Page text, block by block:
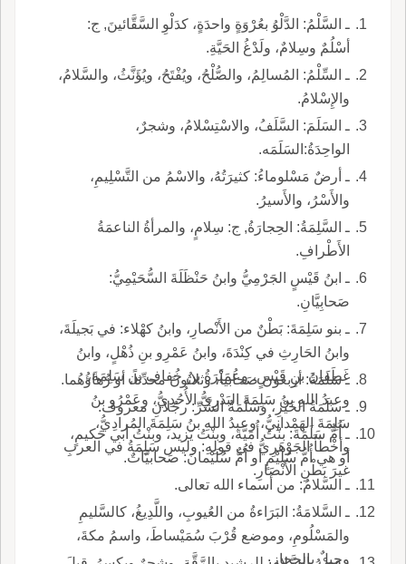
ـ السَّلْمُ: الدَّلْوُ بعُرْوَةٍ واحدَةٍ، كدَلْوِ السَّقَّائينَ, ج:
أسْلُمٌ وسِلامٌ، ولَدْغُ الحَيَّةِ.
ـ السِّلْمُ: المُسالِمُ، والصُّلْحُ، ويُفْتَحُ، ويُؤَنَّثُ، والسَّلامُ،
والإِسْلامُ.
ـ السَلَمَ: السَّلَفُ، والاسْتِسْلامُ، وشجرٌ،
الواحِدَةُ:السَلَمَه.
ـ أرضٌ مَسْلوماءُ: كثيرَتُهُ، والاسْمُ من التَّسْلِيمِ،
والأَسْرُ، والأَسيرُ.
ـ السَّلِمَةُ: الحِجارَةُ, ج: سِلامٍ، والمرأةُ الناعمَةُ
الأَطْرافِ.
ـ ابنُ قَيْسٍ الجَرْمِيُّ وابنُ حَنْظَلَةَ السُّحَيْمِيُّ:
صَحابِيَّانِ.
ـ بنو سَلِمَةَ: بَطْنٌ من الأَنْصارِ، وابنُ كهْلاء: في بَجيلَةَ،
وابنُ الحَارِثِ في كِنْدَةَ، وابنُ عَمْرِو بنِ ذُهْلٍ، وابنُ
غَطَفانَ بنِ قَيْسٍ، وعُمَيْرَةُ بنُ خُفافِ بن سَلِمَةَ،
وعبدُ اللهِ بنُ سَلِمَةَ البَدْرِيُّ الأُحُدِيُّ، وعَمْرُو بنُ
سَلِمَةَ الهَمْدانِيُّ، وعبدُ اللهِ بنُ سَلِمَةَ المُرادِيُّ،
وأخْطَأَ الجَوْهَرِيُّ في قولِهِ: وليس سَلِمَةُ في العربِ
غيرَ بَطْنِ الأَنْصَارِ.
ـ سَلَمَةُ: أربعونَ صَحابياً، وثلاثونَ محدِّثاً، أو زُهاؤُهُما.
ـ سَلَمَةُ الخَيْرِ، وسَلَمَةُ الشَّرِّ: رجُلانِ معروف.
ـ أُمُّ سَلَمَةَ: بنْتُ أُمَيَّةَ، وبنْتُ يَزيد، وبنْتُ أبي حَكيمٍ،
أو هي أُمُّ سُلَيْمٍ أو أُمُّ سُلَيْمانَ: صَحابيَّاتٌ.
ـ السَّلامُ: من أسماء الله تعالى.
ـ السَّلامَةُ: البَرَاءةُ من العُيوبِ، واللَّدِيغُ، كالسَّليمِ
والمَسْلُومِ، وموضع قُرْبَ سُمَيْساطَ، واسمُ مكةَ،
وجبلٌ بالحجازِ.